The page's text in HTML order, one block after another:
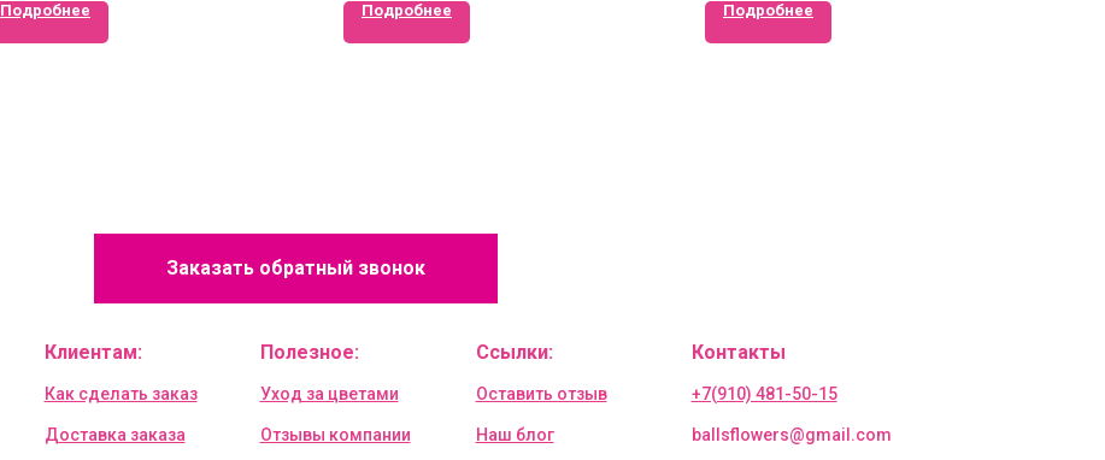
Подробнее Подробнее Подробнее
Заказать обратный звонок
Клиентам:
Как сделать заказ
Доставка заказа
Полезное:
Уход за цветами
Отзывы компании
Ссылки:
Оставить отзыв
Наш блог
Контакты
+7(910) 481-50-15
ballsflowers@gmail.com